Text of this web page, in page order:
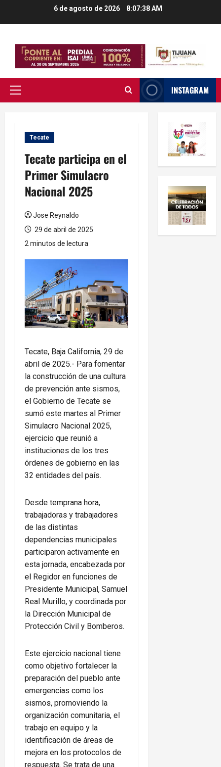
6 de agosto de 2026 8:07:39 AM
Menú
INSTAGRAM
Tecate
Tecate participa en el
Primer Simulacro
Nacional 2025
Jose Reynaldo
29 de abril de 2025
2 minutos de lectura
Tecate, Baja California, 29 de
abril de 2025.- Para fomentar
la construcción de una cultura
de prevención ante sismos,
el Gobierno de Tecate se
sumó este martes al Primer
Simulacro Nacional 2025,
ejercicio que reunió a
instituciones de los tres
órdenes de gobierno en las
32 entidades del país.
Desde temprana hora,
trabajadoras y trabajadores
de las distintas
dependencias municipales
participaron activamente en
esta jornada, encabezada por
el Regidor en funciones de
Presidente Municipal, Samuel
Real Murillo, y coordinada por
la Dirección Municipal de
Protección Civil y Bomberos.
Este ejercicio nacional tiene
como objetivo fortalecer la
preparación del pueblo ante
emergencias como los
sismos, promoviendo la
organización comunitaria, el
trabajo en equipo y la
identificación de áreas de
mejora en los protocolos de
respuesta. Se trata de una